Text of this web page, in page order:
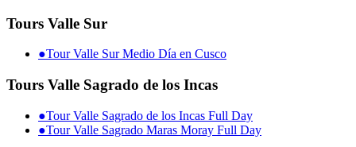
Tours Valle Sur
●Tour Valle Sur Medio Día en Cusco
Tours Valle Sagrado de los Incas
●Tour Valle Sagrado de los Incas Full Day
●Tour Valle Sagrado Maras Moray Full Day